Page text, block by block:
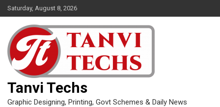
Skip
to
content
Saturday, August 8, 2026
Tanvi Techs
Graphic Designing, Printing, Govt Schemes & Daily News